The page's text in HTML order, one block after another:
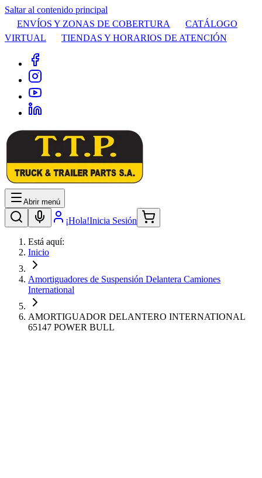
Saltar al contenido principal
ENVÍOS Y ZONAS DE COBERTURA
CATÁLOGO
VIRTUAL
TIENDAS Y HORARIOS DE ATENCIÓN
Abrir menú
¡Hola!Inicia Sesión
Está aquí:
Inicio
Amortiguadores de Suspensión Delantera Camiones
International
AMORTIGUADOR DELANTERO INTERNATIONAL
65147 POWER BULL